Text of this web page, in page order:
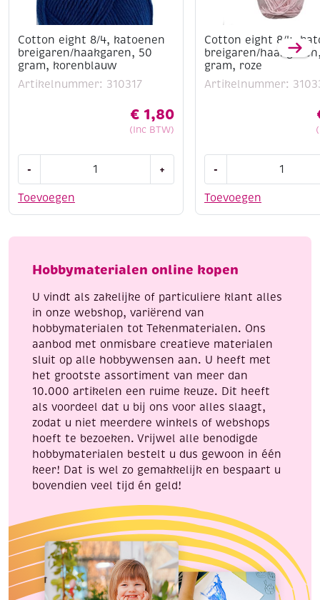
Cotton eight 8/4, katoenen
breigaren/haakgaren, 50
gram, korenblauw
Artikelnummer: 310317
€ 1,80
(Inc BTW)
Toevoegen
-
8/4,
50
korenblauw
+
Cotton eight 8/4,
breigaren/
gram, roze
Artikelnummer:
Toevoegen
-
8/4,
50
roze
Hobbymaterialen online kopen
U vindt als zakelijke of particuliere klant alles
in onze webshop, variërend van
hobbymaterialen tot Tekenmaterialen. Ons
aanbod met onmisbare creatieve materialen
sluit op alle hobbywensen aan. U heeft met
het grootste assortiment van meer dan
10.000 artikelen een ruime keuze. Dit heeft
als voordeel dat u bij ons voor alles slaagt,
zodat u niet meerdere winkels of webshops
hoeft te bezoeken. Vrijwel alle benodigde
hobbymaterialen bestelt u dus gewoon in één
keer! Dat is wel zo gemakkelijk en bespaart u
bovendien veel tijd én geld!